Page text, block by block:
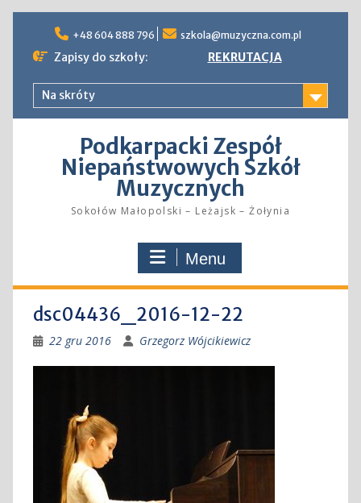
content
+48 604 888 796 szkola@muzyczna.com.pl
Zapisy do szkoły: REKRUTACJA
Na skróty
Podkarpacki Zespół
Niepaństwowych Szkół
Muzycznych
Sokołów Małopolski – Leżajsk – Żołynia
Menu
dsc04436_2016-12-22
22 gru 2016 Grzegorz Wójcikiewicz